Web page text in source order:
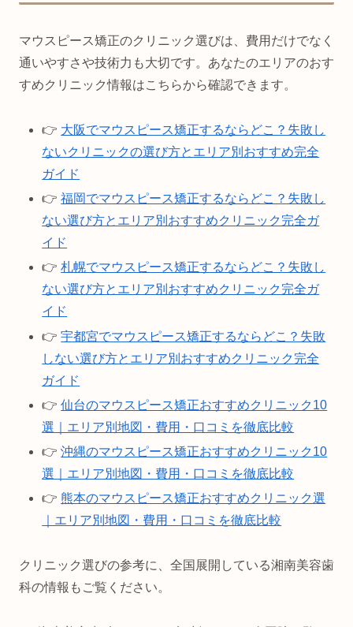
マウスピース矯正のクリニック選びは、費用だけでなく
通いやすさや技術力も大切です。あなたのエリアのおす
すめクリニック情報はこちらから確認できます。
👉 大阪でマウスピース矯正するならどこ？失敗し
ないクリニックの選び方とエリア別おすすめ完全
ガイド
👉福岡でマウスピース矯正するならどこ？失敗し
ない選び方とエリア別おすすめクリニック完全ガ
イド
👉札幌でマウスピース矯正するならどこ？失敗し
ない選び方とエリア別おすすめクリニック完全ガ
イド
👉宇都宮でマウスピース矯正するならどこ？失敗
しない選び方とエリア別おすすめクリニック完全
ガイド
👉仙台のマウスピース矯正おすすめクリニック10
選｜エリア別地図・費用・口コミを徹底比較
👉沖縄のマウスピース矯正おすすめクリニック10
選｜エリア別地図・費用・口コミを徹底比較
👉熊本のマウスピース矯正おすすめクリニック選
｜エリア別地図・費用・口コミを徹底比較
クリニック選びの参考に、全国展開している湘南美容歯
科の情報もご覧ください。